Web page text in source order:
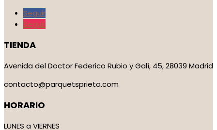
Seguir
Seguir
TIENDA
Avenida del Doctor Federico Rubio y Galí, 45, 28039 Madrid
contacto@parquetsprieto.com
HORARIO
LUNES a VIERNES